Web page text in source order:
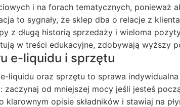
i na forach tematycznych, ponieważ
to sygnały, że sklep dba o relacje z
z długą historią sprzedaży i wieloma
w treści edukacyjne, zdobywają wyższy
e-liquidu i sprzętu
liquidu oraz sprzętu to sprawa
zaczynaj od mniejszej mocy jeśli jesteś
klarownym opisie składników i stawiaj na